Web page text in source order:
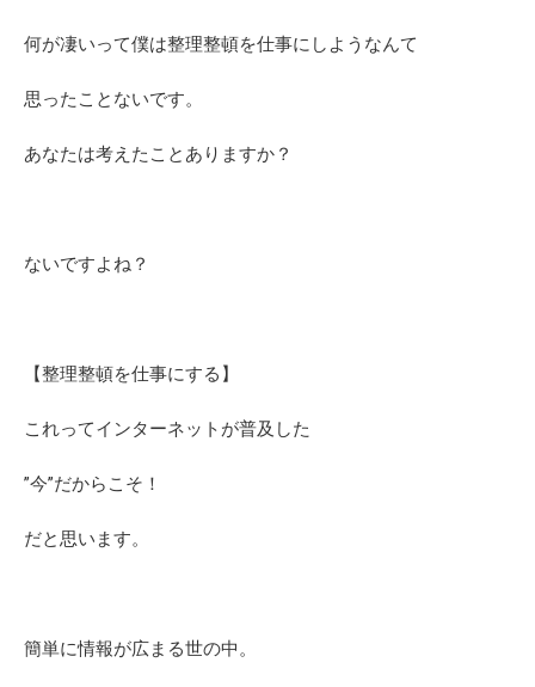
何が凄いって僕は整理整頓を仕事にしようなんて
思ったことないです。
あなたは考えたことありますか？
ないですよね？
【整理整頓を仕事にする】
これってインターネットが普及した
”今”だからこそ！
だと思います。
簡単に情報が広まる世の中。